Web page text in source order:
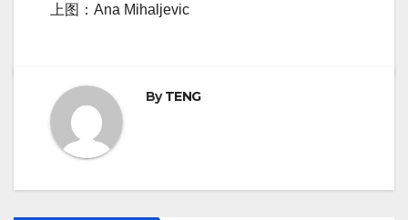
上图：Ana Mihaljevic
ByTENG